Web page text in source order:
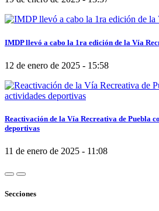
IMDP llevó a cabo la 1ra edición de la Vía
12 de enero de 2025 - 15:58
Reactivación de la Vía Recreativa de Puebla
deportivas
11 de enero de 2025 - 11:08
Secciones